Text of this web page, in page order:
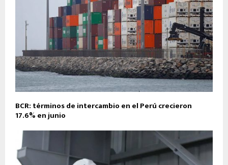
BCR: términos de intercambio en el Perú crecieron
17.6% en junio